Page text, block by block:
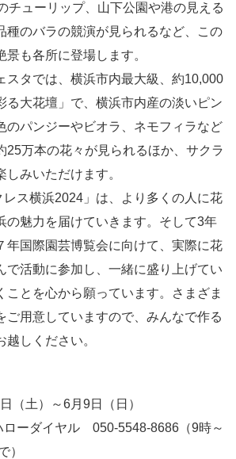
チューリップ、山下公園や港の見える
種のバラの競演が見られるなど、この
も各所に登場します。
タでは、横浜市内最大級、約10,000
る大花壇」で、横浜市内産の淡いピン
のパンジーやビオラ、ネモフィラなど
25万本の花々が見られるほか、サクラ
みいただけます。
ス横浜2024」は、より多くの人に花
の魅力を届けていきます。そして3年
年国際園芸博覧会に向けて、実際に花
で活動に参加し、一緒に盛り上げてい
ことを心から願っています。さまざま
ご用意していますので、みんなで作る
しください。
土）～6月9日（日）
ーダイヤル 050-5548-8686（9時～
）